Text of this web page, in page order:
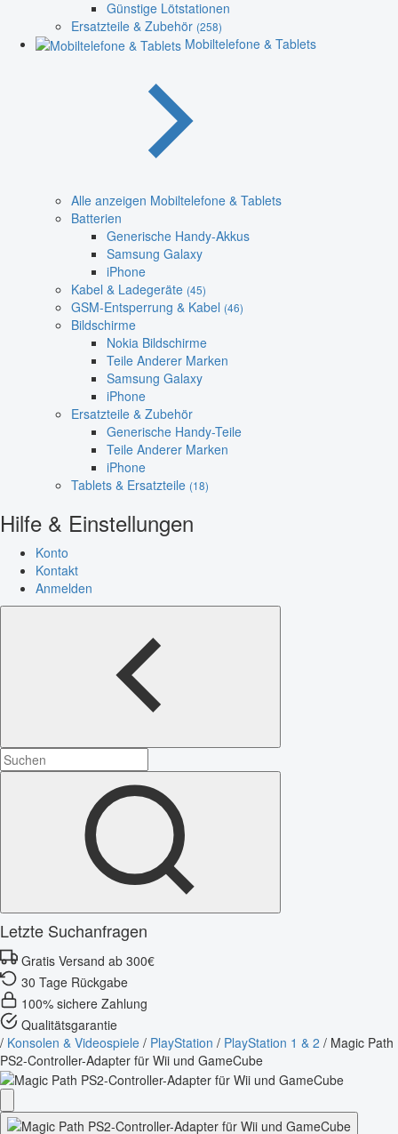
Günstige Lötstationen
Ersatzteile & Zubehör (258)
Mobiltelefone & Tablets
Alle anzeigen Mobiltelefone & Tablets
Batterien
Generische Handy-Akkus
Samsung Galaxy
iPhone
Kabel & Ladegeräte (45)
GSM-Entsperrung & Kabel (46)
Bildschirme
Nokia Bildschirme
Teile Anderer Marken
Samsung Galaxy
iPhone
Ersatzteile & Zubehör
Generische Handy-Teile
Teile Anderer Marken
iPhone
Tablets & Ersatzteile (18)
Hilfe & Einstellungen
Konto
Kontakt
Anmelden
Letzte Suchanfragen
Gratis Versand ab 300€
30 Tage Rückgabe
100% sichere Zahlung
Qualitätsgarantie
/ Konsolen & Videospiele / PlayStation / PlayStation 1 & 2 / Magic Path
PS2-Controller-Adapter für Wii und GameCube